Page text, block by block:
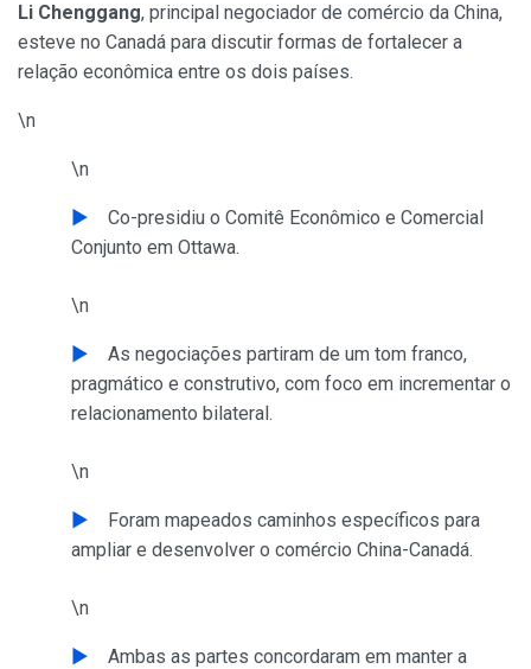
Li Chenggang, principal negociador de comércio da China,
esteve no Canadá para discutir formas de fortalecer a
relação econômica entre os dois países.
\n
\n
Co-presidiu o Comitê Econômico e Comercial
Conjunto em Ottawa.
\n
As negociações partiram de um tom franco,
pragmático e construtivo, com foco em incrementar o
relacionamento bilateral.
\n
Foram mapeados caminhos específicos para
ampliar e desenvolver o comércio China-Canadá.
\n
Ambas as partes concordaram em manter a